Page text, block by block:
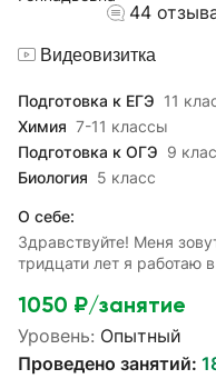
44
Видеовизитка
Подготовка к ЕГЭ 11
Химия 7-11 классы
Подготовка к ОГЭ 9
Биология 5 класс
1050 ₽/занятие
Уровень: Опытный
Проведено занятий:
О себе:
Здравствуйте! Меня
тридцати лет я работаю
Моя цель — помочь
углубить знания,
подготовиться к ОГЭ,
разобраться с